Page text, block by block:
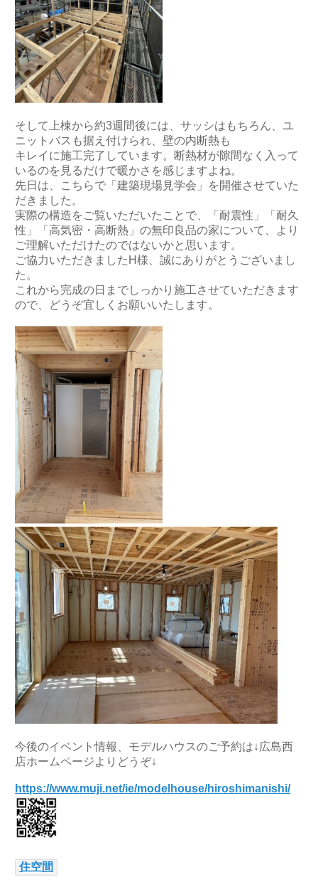
そして上棟から約3週間後には、サッシはもちろん、ユ
ニットバスも据え付けられ、壁の内断熱も
キレイに施工完了しています。断熱材が隙間なく入って
いるのを見るだけで暖かさを感じますよね。
先日は、こちらで「建築現場見学会」を開催させていた
だきました。
実際の構造をご覧いただいたことで、「耐震性」「耐久
性」「高気密・高断熱」の無印良品の家について、より
ご理解いただけたのではないかと思います。
ご協力いただきましたH様、誠にありがとうございまし
た。
これから完成の日までしっかり施工させていただきます
ので、どうぞ宜しくお願いいたします。
今後のイベント情報、モデルハウスのご予約は↓広島西
店ホームページよりどうぞ↓
https://www.muji.net/ie/modelhouse/hiroshimanishi/
住空間